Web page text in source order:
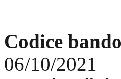
Codice
06/10/2021